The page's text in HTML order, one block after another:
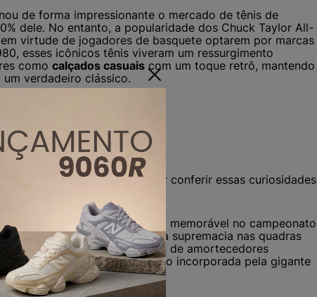
de forma impressionante o mercado de tênis de
dele. No entanto, a popularidade dos Chuck Taylor All-
virtude de jogadores de basquete optarem por marcas
esses icônicos tênis viveram um ressurgimento
como calçados casuais com um toque retrô, mantendo
verdadeiro clássico.
tênis All Star
história do All Star, vai adorar conferir essas curiosidades
Rens
alcançou uma vitória memorável no campeonato
Stars. Essa marca manteve sua supremacia nas quadras
pela tecnologia inovadora de amortecedores
teve um novo rumo, sendo incorporada pela gigante
grupo Nike!